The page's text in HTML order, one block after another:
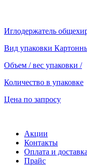
Иглодержатель
Вид упаковки
Объем / вес упаковки /
Количество в упаковке
Цена по запросу
Акции
Контакты
Оплата и доставка
Прайс